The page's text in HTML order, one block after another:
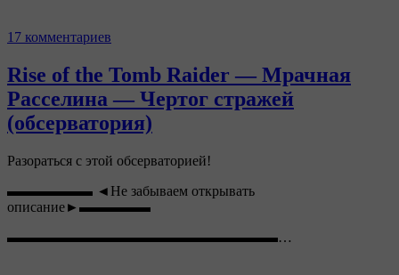
17 комментариев
Rise of the Tomb Raider — Мрачная
Расселина — Чертог стражей
(обсерватория)
Разораться с этой обсерваторией!
▬▬▬▬▬▬ ◄Не забываем открывать
описание►▬▬▬▬▬
▬▬▬▬▬▬▬▬▬▬▬▬▬▬▬▬▬▬▬…